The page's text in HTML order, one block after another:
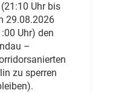
Uhr bis
29.08.2026
Uhr) den
–
zu sperren